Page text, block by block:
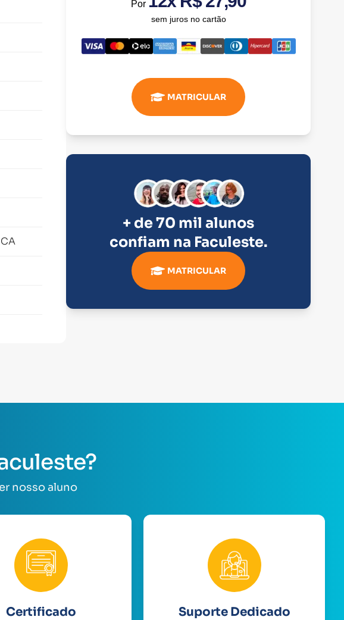
Por
sem juros no cartão
MATRICULAR
+ de 70 mil alunos
confiam na Faculeste.
MATRICULAR
nosso aluno
Certificado Suporte Dedicado